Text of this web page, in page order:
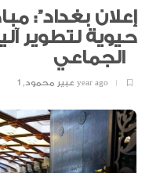
حيوية لتطوير
عبير محمود, 1 year ago